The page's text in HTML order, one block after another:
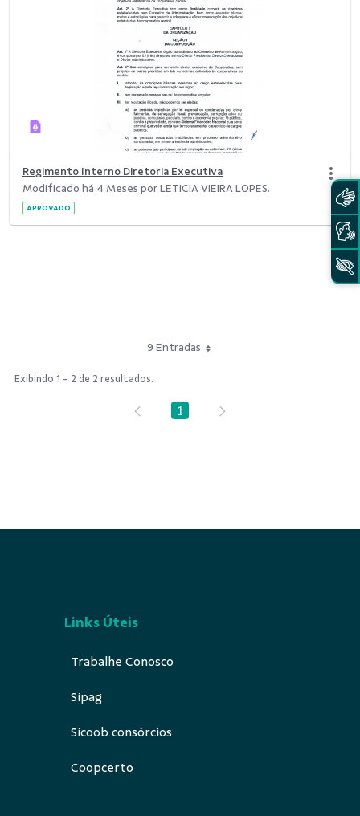
Regimento Interno Diretoria Executiva
Modificado há 4 Meses por LETICIA VIEIRA LOPES.
APROVADO
9 Entradas
Exibindo 1 - 2 de 2 resultados.
Página
1
Links Úteis
Trabalhe Conosco
Sipag
Sicoob consórcios
Coopcerto